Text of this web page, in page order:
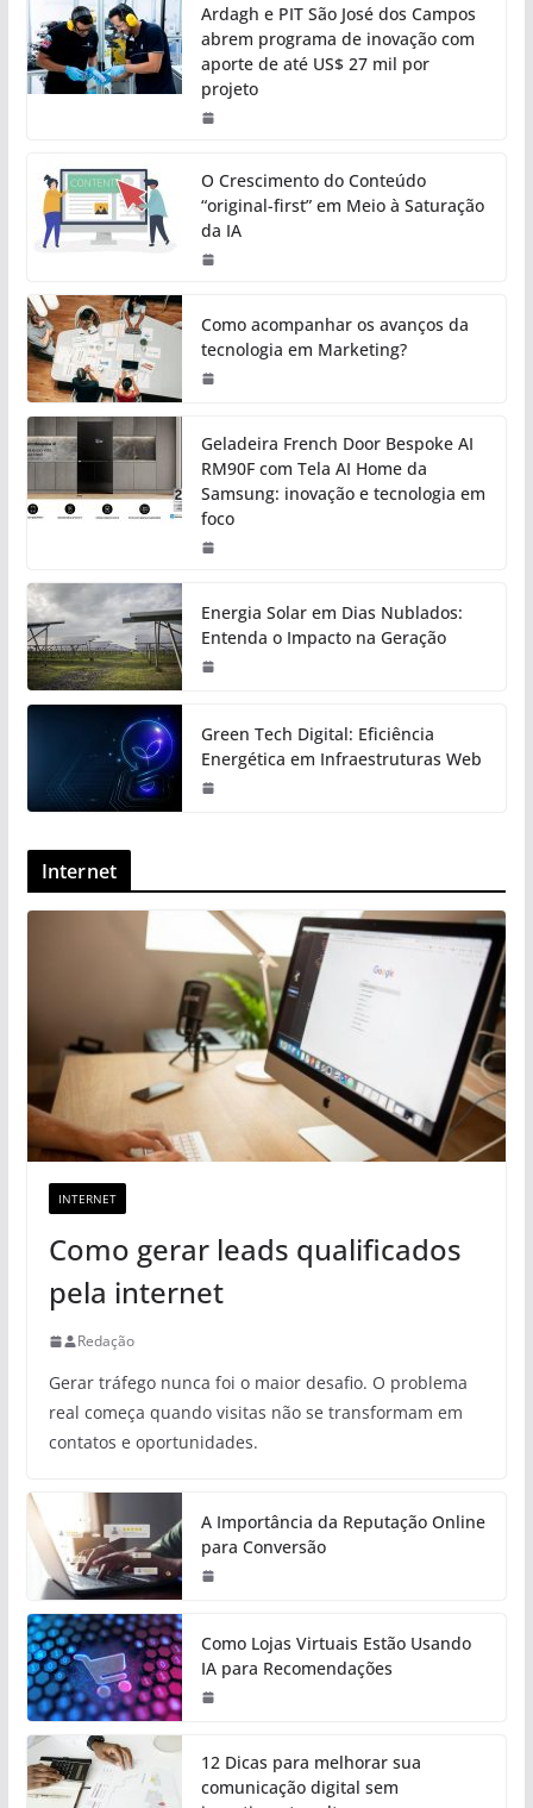
Ardagh e PIT São José dos Campos
abrem programa de inovação com
aporte de até US$ 27 mil por
projeto
O Crescimento do Conteúdo
“original-first” em Meio à Saturação
da IA
Como acompanhar os avanços da
tecnologia em Marketing?
Geladeira French Door Bespoke AI
RM90F com Tela AI Home da
Samsung: inovação e tecnologia em
foco
Energia Solar em Dias Nublados:
Entenda o Impacto na Geração
Green Tech Digital: Eficiência
Energética em Infraestruturas Web
Internet
INTERNET
Como gerar leads qualificados
pela internet
Redação
Gerar tráfego nunca foi o maior desafio. O problema
real começa quando visitas não se transformam em
contatos e oportunidades.
A Importância da Reputação Online
para Conversão
Como Lojas Virtuais Estão Usando
IA para Recomendações
12 Dicas para melhorar sua
comunicação digital sem